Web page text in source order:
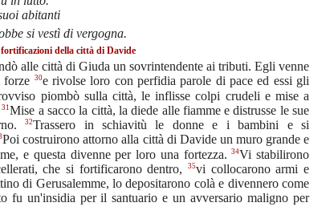
abitanti
si vestì di vergogna.
della città di Davide
alle città di Giuda un sovrintendente ai tributi. Egli venne
forze 30e rivolse loro con perfidia parole di pace ed essi gli
piombò sulla città, le inflisse colpi crudeli e mise a
31Mise a sacco la città, la diede alle fiamme e distrusse le sue
32Trassero in schiavitù le donne e i bambini e si
Poi costruirono attorno alla città di Davide un muro grande e
e questa divenne per loro una fortezza.34Vi stabilirono
che si fortificarono dentro,
35vi collocarono armi e
di Gerusalemme, lo depositarono colà e divennero come
fu un'insidia per il santuario e un avversario maligno per